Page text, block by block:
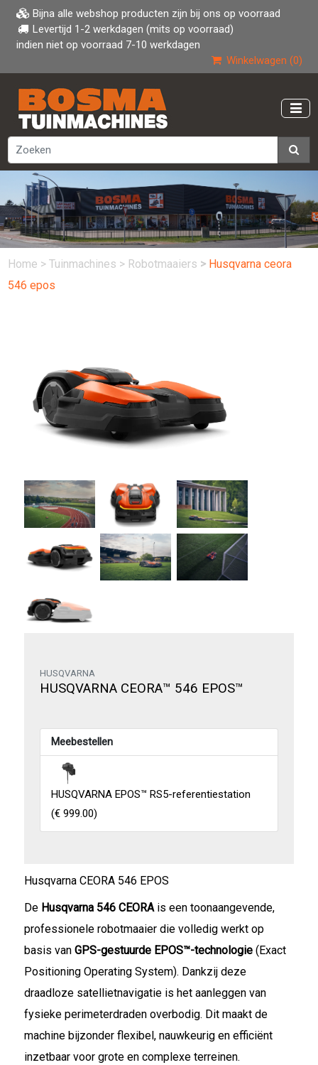
Bijna alle webshop producten zijn bij ons op voorraad
Levertijd 1-2 werkdagen (mits op voorraad)
indien niet op voorraad 7-10 werkdagen
Winkelwagen (0)
Home >Tuinmachines > Robotmaaiers > Husqvarna ceora
546 epos
HUSQVARNA
HUSQVARNA CEORA™ 546 EPOS™
Meebestellen
HUSQVARNA EPOS™ RS5-referentiestation
(€ 999.00)
Husqvarna CEORA 546 EPOS
De Husqvarna 546 CEORAis een toonaangevende,
professionele robotmaaier die volledig werkt op
basis van GPS-gestuurde EPOS™-technologie(Exact
Positioning Operating System). Dankzij deze
draadloze satellietnavigatie is het aanleggen van
fysieke perimeterdraden overbodig. Dit maakt de
machine bijzonder flexibel, nauwkeurig en efficiënt
inzetbaar voor grote en complexe terreinen.